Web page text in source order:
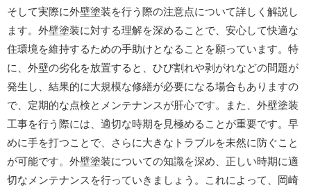
そして実際に外壁塗装を行う際の注意点について詳しく解説し
ます。外壁塗装に対する理解を深めることで、安心して快適な
住環境を維持するための手助けとなることを願っています。特
に、外壁の劣化を放置すると、ひび割れや剥がれなどの問題が
発生し、結果的に大規模な修繕が必要になる場合もありますの
で、定期的な点検とメンテナンスが肝心です。また、外壁塗装
工事を行う際には、適切な時期を見極めることが重要です。早
めに手を打つことで、さらに大きなトラブルを未然に防ぐこと
が可能です。外壁塗装についての知識を深め、正しい時期に適
切なメンテナンスを行っていきましょう。これによって、岡崎